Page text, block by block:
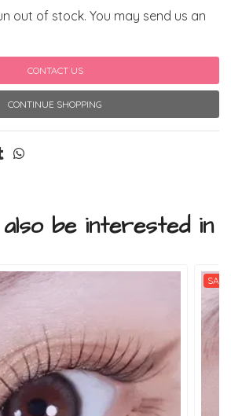
out of stock. You may send us an
CONTACT US
CONTINUE SHOPPING
be interested in